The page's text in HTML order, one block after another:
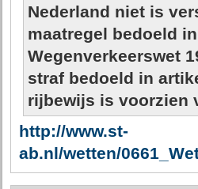
Nederland niet is
maatregel bedoeld
Wegenverkeerswet
straf bedoeld in
rijbewijs is voorzien
http://www.st-
ab.nl/wetten/